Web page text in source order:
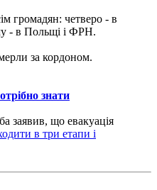
громадян: четверо - в
- в Польщі і ФРН.
за кордоном.
знати
заявив, що евакуація
в три етапи і